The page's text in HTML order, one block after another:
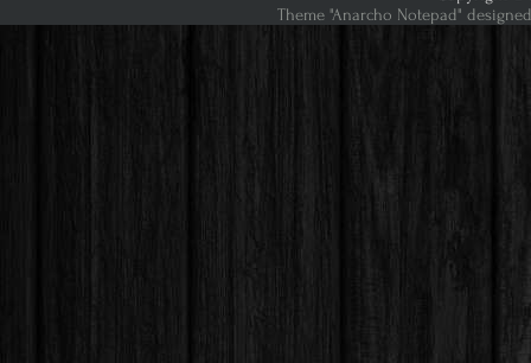
Theme "Anarcho Notepad"